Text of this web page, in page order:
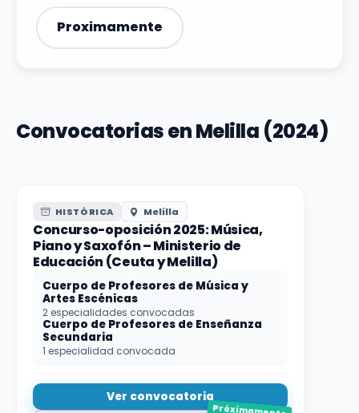
Proximamente
Convocatorias en Melilla (2024)
HISTÓRICA Melilla
Concurso-oposición 2025: Música,
Piano y Saxofón – Ministerio de
Educación (Ceuta y Melilla)
Cuerpo de Profesores de Música y
Artes Escénicas
2 especialidades convocadas
Cuerpo de Profesores de Enseñanza
Secundaria
1 especialidad convocada
Ver convocatoria